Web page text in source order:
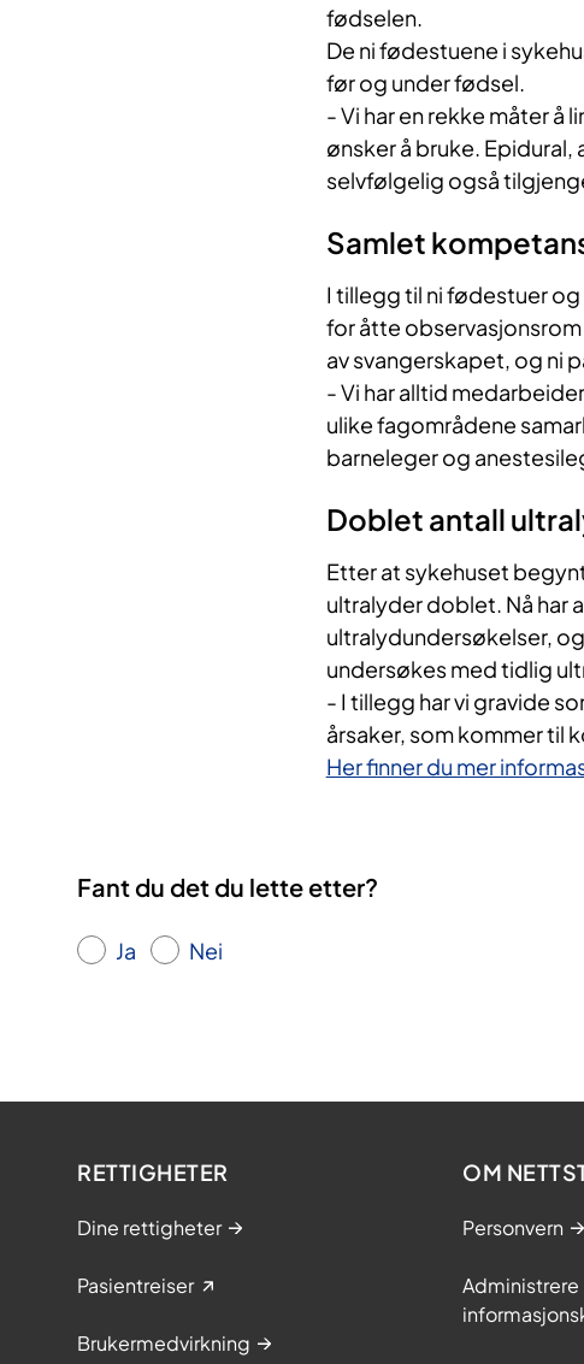
fødselen.
De ni fødestuene i
før og under fødsel.
- Vi har en rekke måter å
ønsker å bruke.
selvfølgelig også
Samlet
I tillegg til ni fødestuer
for åtte
av svangerskapet, og ni
- Vi har alltid
ulike fagområdene
barneleger og
Doblet antall
Etter at sykehuset
ultralyder doblet. Nå har
ultralydundersøkelser,
undersøkes med tidlig
- I tillegg har vi gravide
årsaker, som kommer til
Her finner du mer
Fant du det du lette etter?
Ja Nei
RETTIGHETER
Dine rettigheter
Pasientreiser
Brukermedvirkning
OM
Personvern
Administrere